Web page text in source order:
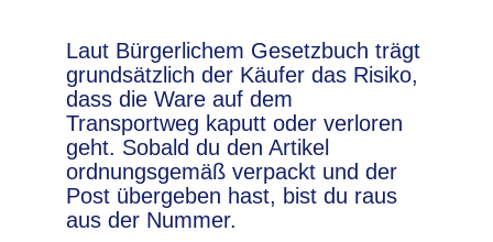
Laut Bürgerlichem Gesetzbuch trägt
grundsätzlich der Käufer das Risiko,
dass die Ware auf dem
Transportweg kaputt oder verloren
geht. Sobald du den Artikel
ordnungsgemäß verpackt und der
Post übergeben hast, bist du raus
aus der Nummer.